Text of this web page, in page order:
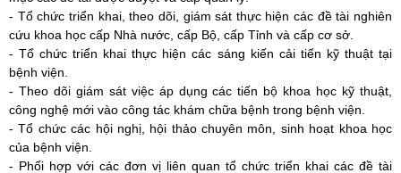
- Tổ chức triển khai, theo dõi, giám sát thực hiện các đề tài nghiên
cứu khoa học cấp Nhà nước, cấp Bộ, cấp Tỉnh và cấp cơ sở.
- Tổ chức triển khai thực hiện các sáng kiến cải tiến kỹ thuật tại
bệnh viện.
- Theo dõi giám sát việc áp dụng các tiến bộ khoa học kỹ thuật,
công nghệ mới vào công tác khám chữa bệnh trong bệnh viện.
- Tổ chức các hội nghị, hội thảo chuyên môn, sinh hoạt khoa học
của bệnh viện.
- Phối hợp với các đơn vị liên quan tổ chức triển khai các đề tài